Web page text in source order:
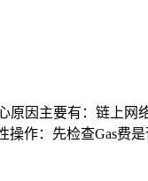
因主要有：链上
作：先检查Gas费